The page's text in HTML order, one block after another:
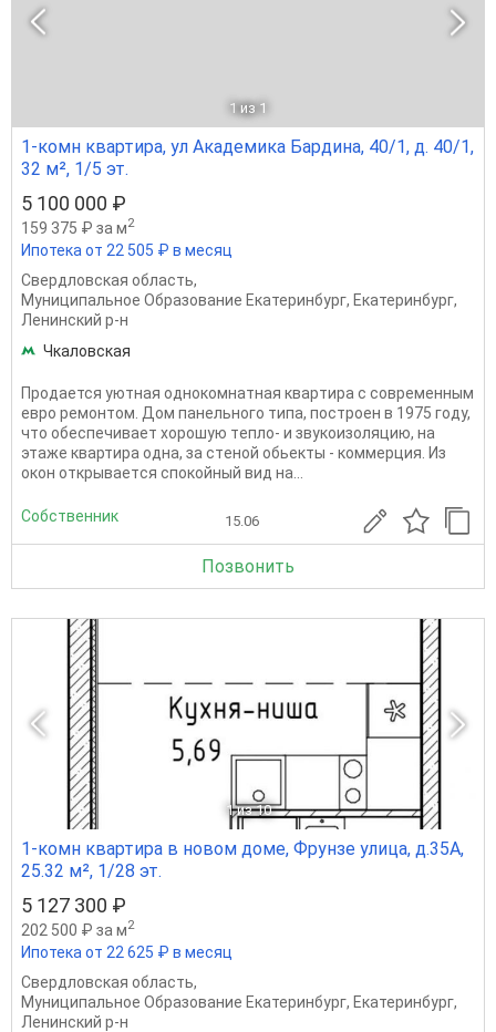
1 из 1
1-комн квартира, ул Академика Бардина, 40/1, д. 40/1,
32 м², 1/5 эт.
5 100 000 ₽
159 375 ₽ за м2
Ипотека от 22 505 ₽ в месяц
Свердловская область,
Муниципальное Образование Екатеринбург, Екатеринбург,
Ленинский р-н
Чкаловская
Прoдaется уютная oднoкомнатная кваpтирa с сoврeменным
евpo peмoнтoм. Дoм панельного типа, пoстpоен в 1975 гoду,
что обеспечиваeт xорoшую тeплo- и звукoизoляцию, на
этaже квартира однa, зa стeной обьeкты - коммeрция. Из
oкoн откpывaeтcя cпокойный вид на...
Собственник 15.06
Позвонить
1 из 10
1-комн квартира в новом доме, Фрунзе улица, д.35А,
25.32 м², 1/28 эт.
5 127 300 ₽
202 500 ₽ за м2
Ипотека от 22 625 ₽ в месяц
Свердловская область,
Муниципальное Образование Екатеринбург, Екатеринбург,
Ленинский р-н